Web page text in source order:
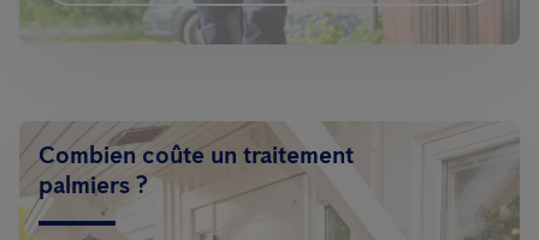
Combien coûte un traitement
palmiers ?